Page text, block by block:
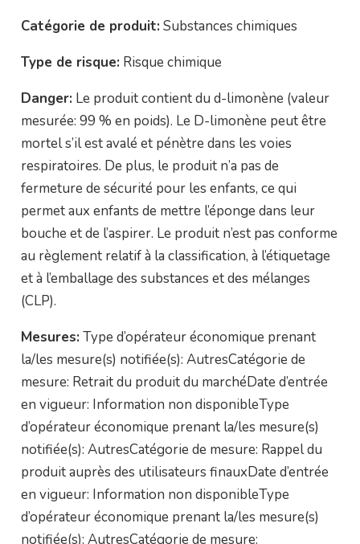
Catégorie de produit: Substances chimiques
Type de risque: Risque chimique
Danger: Le produit contient du d-limonène (valeur
mesurée: 99 % en poids). Le D-limonène peut être
mortel s’il est avalé et pénètre dans les voies
respiratoires. De plus, le produit n’a pas de
fermeture de sécurité pour les enfants, ce qui
permet aux enfants de mettre l’éponge dans leur
bouche et de l’aspirer. Le produit n’est pas conforme
au règlement relatif à la classification, à l’étiquetage
et à l’emballage des substances et des mélanges
(CLP).
Mesures: Type d’opérateur économique prenant
la/les mesure(s) notifiée(s): AutresCatégorie de
mesure: Retrait du produit du marchéDate d’entrée
en vigueur: Information non disponibleType
d’opérateur économique prenant la/les mesure(s)
notifiée(s): AutresCatégorie de mesure: Rappel du
produit auprès des utilisateurs finauxDate d’entrée
en vigueur: Information non disponibleType
d’opérateur économique prenant la/les mesure(s)
notifiée(s): AutresCatégorie de mesure: